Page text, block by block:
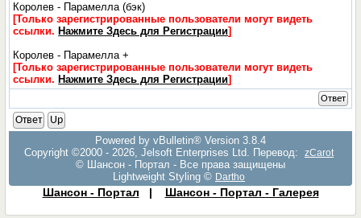
Королев - Парамелла (бэк)
[Только зарегистрированные пользователи могут видеть
ссылки. Нажмите Здесь для Регистрации]
Королев - Парамелла +
[Только зарегистрированные пользователи могут видеть
ссылки. Нажмите Здесь для Регистрации]
Ответ
Ответ
Up
Powered by vBulletin® Version 3.8.4
Copyright ©2000 - 2026, Jelsoft Enterprises Ltd. Перевод:
zCarot
© Шансон - Портал - Все права защищены
Lightweight Styling © Dartho
Шансон - Портал | Шансон - Портал - Галерея